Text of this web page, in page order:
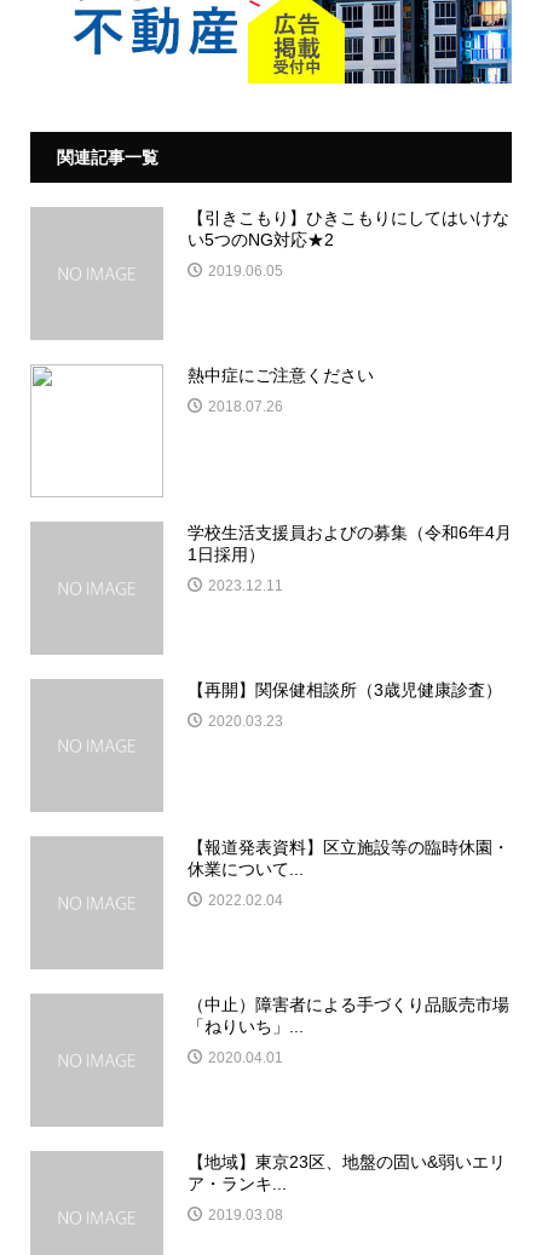
関連記事一覧
【引きこもり】ひきこもりにしてはいけな
い5つのNG対応★2
2019.06.05
熱中症にご注意ください
2018.07.26
学校生活支援員およびの募集（令和6年4月
1日採用）
2023.12.11
【再開】関保健相談所（3歳児健康診査）
2020.03.23
【報道発表資料】区立施設等の臨時休園・
休業について...
2022.02.04
（中止）障害者による手づくり品販売市場
「ねりいち」...
2020.04.01
【地域】東京23区、地盤の固い&弱いエリ
ア・ランキ...
2019.03.08